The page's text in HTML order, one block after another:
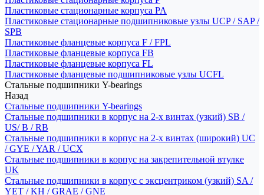
Пластиковые стационарные корпуса PA
Пластиковые стационарные подшипниковые узлы UCP / SAP /
SPB
Пластиковые фланцевые корпуса F / FPL
Пластиковые фланцевые корпуса FB
Пластиковые фланцевые корпуса FL
Пластиковые фланцевые подшипниковые узлы UCFL
Стальные подшипники Y-bearings
Назад
Стальные подшипники Y-bearings
Стальные подшипники в корпус на 2-х винтах (узкий) SB /
US/ B / RB
Стальные подшипники в корпус на 2-х винтах (широкий) UC
/ GYE / YAR / UCX
Стальные подшипники в корпус на закрепительной втулке
UK
Стальные подшипники в корпус с эксцентриком (узкий) SA /
YET / KH / GRAE / GNE